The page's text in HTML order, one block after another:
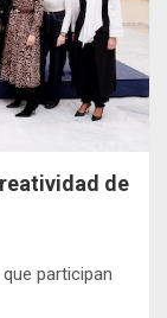
de
participan